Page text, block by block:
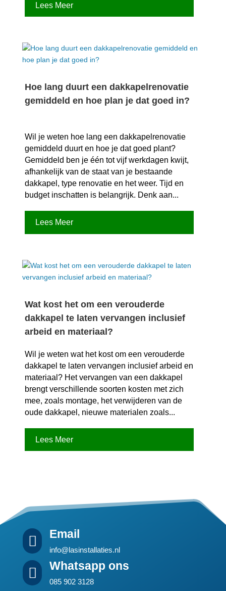
Lees Meer
Hoe lang duurt een dakkapelrenovatie
gemiddeld en hoe plan je dat goed in?
Wil je weten hoe lang een dakkapelrenovatie
gemiddeld duurt en hoe je dat goed plant?
Gemiddeld ben je één tot vijf werkdagen kwijt,
afhankelijk van de staat van je bestaande
dakkapel, type renovatie en het weer.​ Tijd en
budget inschatten is belangrijk.​ Denk aan...
Lees Meer
Wat kost het om een verouderde
dakkapel te laten vervangen inclusief
arbeid en materiaal?
Wil je weten wat het kost om een verouderde
dakkapel te laten vervangen inclusief arbeid en
materiaal? Het vervangen van een dakkapel
brengt verschillende soorten kosten met zich
mee, zoals montage, het verwijderen van de
oude dakkapel, nieuwe materialen zoals...
Lees Meer
 Email
info@lasinstallaties.nl
 Whatsapp ons
085 902 3128